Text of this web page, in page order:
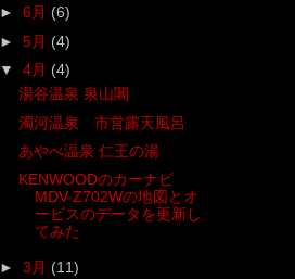
►6月 (6)
►5月 (4)
▼4月 (4)
湯谷温泉 泉山閣
濁河温泉 市営露天風呂
あやべ温泉 仁王の湯
KENWOODのカーナビ
MDV-Z702Wの地図とオ
ービスのデータを更新し
てみた
►3月 (11)